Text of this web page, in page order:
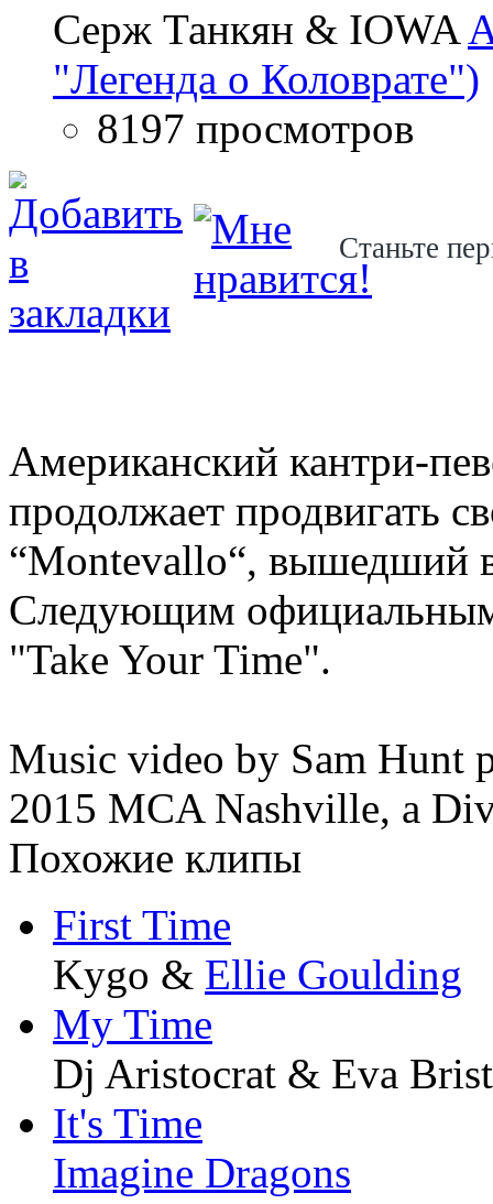
Серж Танкян & IOWA
"Легенда о Коловрате")
8197 просмотров
Станьте
Американский кантри-
продолжает продвигать
“Montevallo“, вышедший
Следующим
"Take Your Time".
Music video by Sam Hunt
2015 MCA Nashville, a
Похожие клипы
First Time
Kygo & Ellie Goulding
My Time
Dj Aristocrat & Eva
It's Time
Imagine Dragons